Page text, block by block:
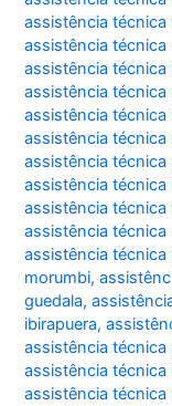
assistência
assistência
assistência
assistência
assistência
assistência
assistência
assistência
assistência
assistência
assistência
morumbi,
guedala,
ibirapuera,
assistência
assistência técnica
assistência